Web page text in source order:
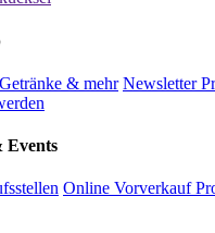
Getränke & mehr Newsletter
Events
Online Vorverkauf